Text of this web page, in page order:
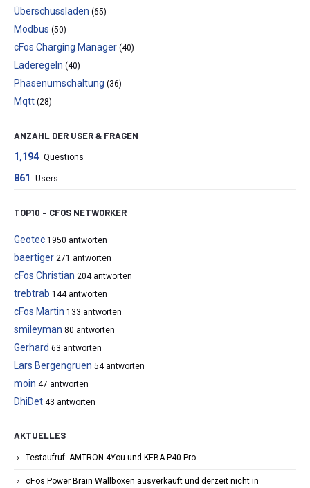
Überschussladen (65)
Modbus (50)
cFos Charging Manager (40)
Laderegeln (40)
Phasenumschaltung (36)
Mqtt (28)
ANZAHL DER USER & FRAGEN
1,194 Questions
861 Users
TOP10 – CFOS NETWORKER
Geotec 1950 antworten
baertiger 271 antworten
cFos Christian 204 antworten
trebtrab 144 antworten
cFos Martin 133 antworten
smileyman 80 antworten
Gerhard 63 antworten
Lars Bergengruen 54 antworten
moin 47 antworten
DhiDet 43 antworten
AKTUELLES
Testaufruf: AMTRON 4You und KEBA P40 Pro
cFos Power Brain Wallboxen ausverkauft und derzeit nicht in